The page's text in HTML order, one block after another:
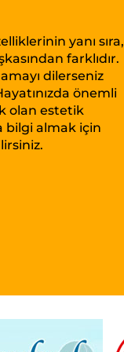
yanı sıra,
farklıdır.
dilerseniz
önemli
olan estetik
bilgi almak için